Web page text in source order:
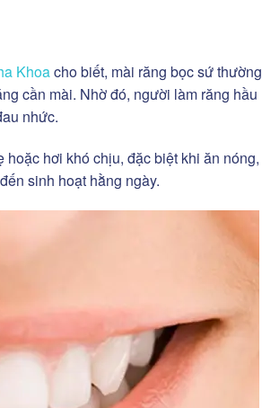
Khoacho biết, mài răng bọc sứ thường
cần mài. Nhờ đó, người làm răng hầu
nhức.
hơi khó chịu, đặc biệt khi ăn nóng,
sinh hoạt hằng ngày.